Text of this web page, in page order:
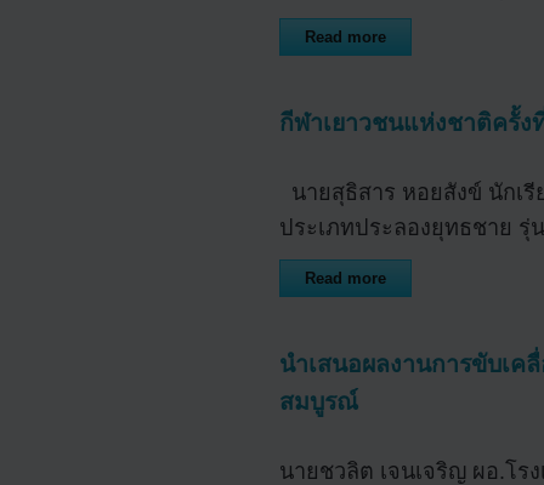
Read more
กีฬาเยาวชนแห่งชาติครั้ง
นายสุธิสาร หอยสังข์ นักเ
ประเภทประลองยุทธชาย รุ่
Read more
นำเสนอผลงานการขับเ
สมบูรณ์
นายชวลิต เจนเจริญ ผอ.โร